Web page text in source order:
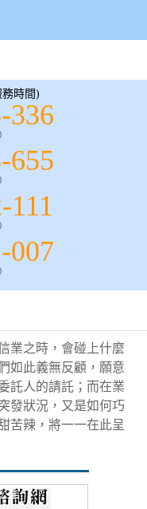
時間)
336
655
111
007
業之時，會碰上什麼
如此義無反顧，願意
託人的請託；而在業
發狀況，又是如何巧
苦辣，將一一在此呈